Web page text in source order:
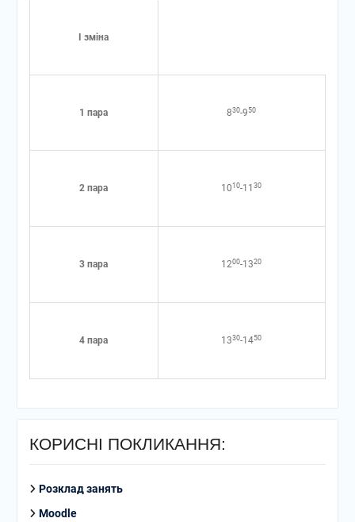
І зміна
1 пара 830-950
2 пара 1010-1130
3 пара 1200-1320
4 пара 1330-1450
КОРИСНІ ПОКЛИКАННЯ:
Розклад занять
Moodle